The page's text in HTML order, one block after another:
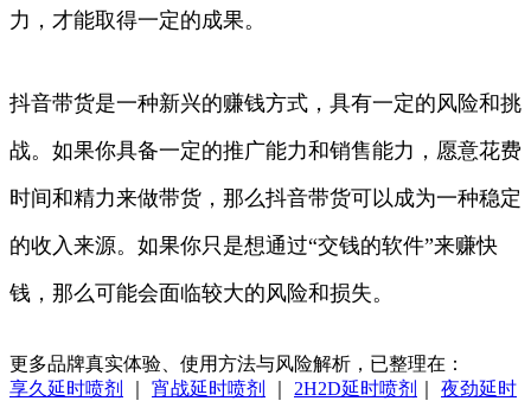
力，才能取得一定的成果。
抖音带货是一种新兴的赚钱方式，具有一定的风险和挑
战。如果你具备一定的推广能力和销售能力，愿意花费
时间和精力来做带货，那么抖音带货可以成为一种稳定
的收入来源。如果你只是想通过“交钱的软件”来赚快
钱，那么可能会面临较大的风险和损失。
更多品牌真实体验、使用方法与风险解析，已整理在：
享久延时喷剂
宵战延时喷剂 2H2D延时喷剂
夜劲延时